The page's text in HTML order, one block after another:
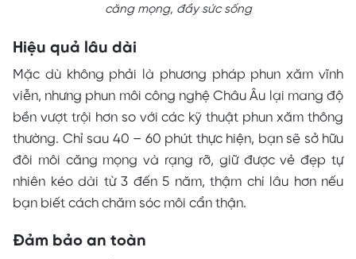
căng mọng, đầy sức sống
Hiệu quả lâu dài
Mặc dù không phải là phương pháp phun xăm vĩnh
viễn, nhưng phun môi công nghệ Châu Âu lại mang độ
bền vượt trội hơn so với các kỹ thuật phun xăm thông
thường. Chỉ sau 40 – 60 phút thực hiện, bạn sẽ sở hữu
đôi môi căng mọng và rạng rỡ, giữ được vẻ đẹp tự
nhiên kéo dài từ 3 đến 5 năm, thậm chí lâu hơn nếu
bạn biết cách chăm sóc môi cẩn thận.
Đảm bảo an toàn